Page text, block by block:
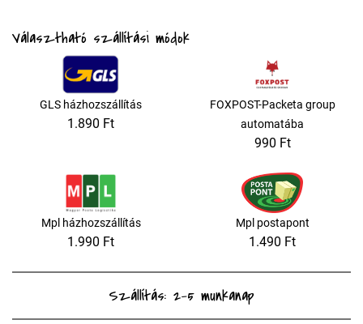
Választható szállítási módok
GLS házhozszállítás
1.890 Ft
FOXPOST-Packeta group
automatába
990 Ft
Mpl házhozszállítás
1.990 Ft
Mpl postapont
1.490 Ft
Szállítás: 2-5 munkanap